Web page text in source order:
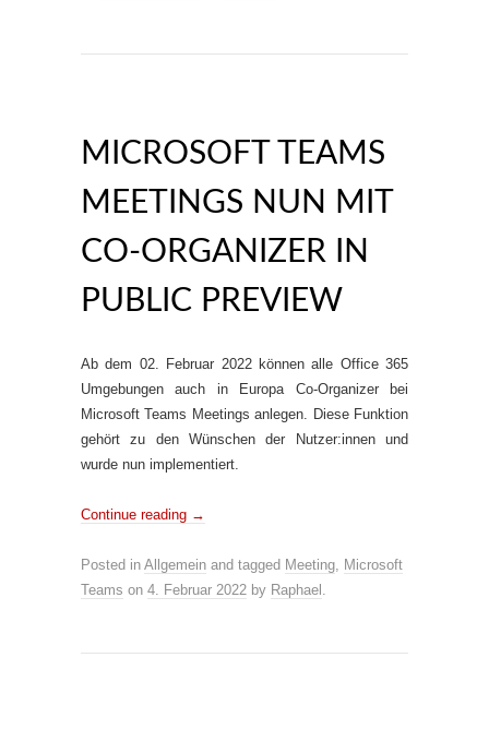
MICROSOFT TEAMS
MEETINGS NUN MIT
CO-ORGANIZER IN
PUBLIC PREVIEW
Ab dem 02. Februar 2022 können alle Office 365
Umgebungen auch in Europa Co-Organizer bei
Microsoft Teams Meetings anlegen. Diese Funktion
gehört zu den Wünschen der Nutzer:innen und
wurde nun implementiert.
Continue reading →
Posted in Allgemein and tagged Meeting, Microsoft
Teams on 4. Februar 2022 by Raphael .